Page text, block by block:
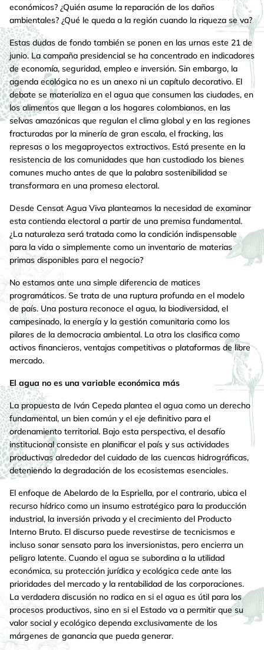
económicos? ¿Quién asume la reparación de los daños
ambientales? ¿Qué le queda a la región cuando la riqueza se va?
Estas dudas de fondo también se ponen en las urnas este 21 de
junio. La campaña presidencial se ha concentrado en indicadores
de economía, seguridad, empleo e inversión. Sin embargo, la
agenda ecológica no es un anexo ni un capítulo decorativo. El
debate se materializa en el agua que consumen las ciudades, en
los alimentos que llegan a los hogares colombianos, en las
selvas amazónicas que regulan el clima global y en las regiones
fracturadas por la minería de gran escala, el fracking, las
represas o los megaproyectos extractivos. Está presente en la
resistencia de las comunidades que han custodiado los bienes
comunes mucho antes de que la palabra sostenibilidad se
transformara en una promesa electoral.
Desde Censat Agua Viva planteamos la necesidad de examinar
esta contienda electoral a partir de una premisa fundamental.
¿La naturaleza será tratada como la condición indispensable
para la vida o simplemente como un inventario de materias
primas disponibles para el negocio?
No estamos ante una simple diferencia de matices
programáticos. Se trata de una ruptura profunda en el modelo
de país. Una postura reconoce el agua, la biodiversidad, el
campesinado, la energía y la gestión comunitaria como los
pilares de la democracia ambiental. La otra los clasifica como
activos financieros, ventajas competitivas o plataformas de libre
mercado.
El agua no es una variable económica más
La propuesta de Iván Cepeda plantea el agua como un derecho
fundamental, un bien común y el eje definitivo para el
ordenamiento territorial. Bajo esta perspectiva, el desafío
institucional consiste en planificar el país y sus actividades
productivas alrededor del cuidado de las cuencas hidrográficas,
deteniendo la degradación de los ecosistemas esenciales.
El enfoque de Abelardo de la Espriella, por el contrario, ubica el
recurso hídrico como un insumo estratégico para la producción
industrial, la inversión privada y el crecimiento del Producto
Interno Bruto. El discurso puede revestirse de tecnicismos e
incluso sonar sensato para los inversionistas, pero encierra un
peligro latente. Cuando el agua se subordina a la utilidad
económica, su protección jurídica y ecológica cede ante las
prioridades del mercado y la rentabilidad de las corporaciones.
La verdadera discusión no radica en si el agua es útil para los
procesos productivos, sino en si el Estado va a permitir que su
valor social y ecológico dependa exclusivamente de los
márgenes de ganancia que pueda generar.